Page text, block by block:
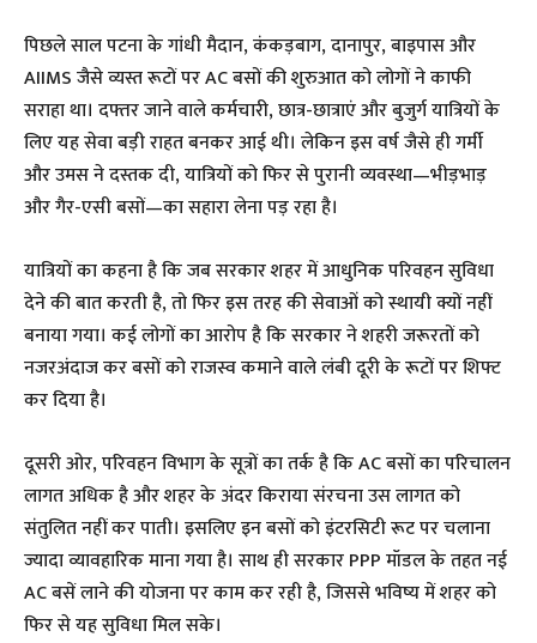
पिछले साल पटना के गांधी मैदान, कंकड़बाग, दानापुर, बाइपास और
AIIMS जैसे व्यस्त रूटों पर AC बसों की शुरुआत को लोगों ने काफी
सराहा था। दफ्तर जाने वाले कर्मचारी, छात्र-छात्राएं और बुजुर्ग यात्रियों के
लिए यह सेवा बड़ी राहत बनकर आई थी। लेकिन इस वर्ष जैसे ही गर्मी
और उमस ने दस्तक दी, यात्रियों को फिर से पुरानी व्यवस्था—भीड़भाड़
और गैर-एसी बसों—का सहारा लेना पड़ रहा है।
यात्रियों का कहना है कि जब सरकार शहर में आधुनिक परिवहन सुविधा
देने की बात करती है, तो फिर इस तरह की सेवाओं को स्थायी क्यों नहीं
बनाया गया। कई लोगों का आरोप है कि सरकार ने शहरी जरूरतों को
नजरअंदाज कर बसों को राजस्व कमाने वाले लंबी दूरी के रूटों पर शिफ्ट
कर दिया है।
दूसरी ओर, परिवहन विभाग के सूत्रों का तर्क है कि AC बसों का परिचालन
लागत अधिक है और शहर के अंदर किराया संरचना उस लागत को
संतुलित नहीं कर पाती। इसलिए इन बसों को इंटरसिटी रूट पर चलाना
ज्यादा व्यावहारिक माना गया है। साथ ही सरकार PPP मॉडल के तहत नई
AC बसें लाने की योजना पर काम कर रही है, जिससे भविष्य में शहर को
फिर से यह सुविधा मिल सके।